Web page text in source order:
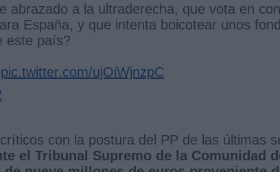
abrazado a la ultraderecha, que vota en
España, y que intenta boicotear unos
este país?
pic.twitter.com/ujOiWjnzpC
con la postura del PP de las últimas
el Tribunal Supremo de la Comunidad